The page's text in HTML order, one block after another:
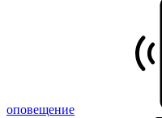
оповещение